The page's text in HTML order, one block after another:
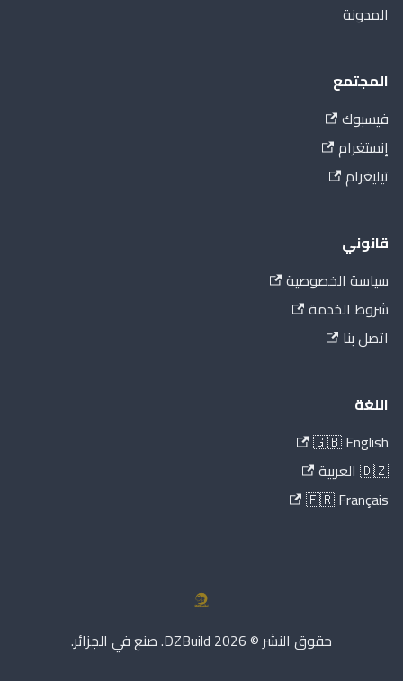
المدونة
المجتمع
فيسبوك
إنستغرام
تيليغرام
قانوني
سياسة الخصوصية
شروط الخدمة
اتصل بنا
اللغة
🇬🇧 English
🇩🇿 العربية
🇫🇷 Français
حقوق النشر © 2026 DZBuild. صنع في الجزائر.